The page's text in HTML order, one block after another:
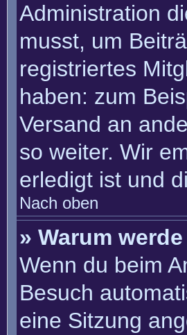
Administration
musst, um
registriertes
haben: zum
Versand an
so weiter. Wir
erledigt ist und
Nach oben
» Warum
Wenn du beim
Besuch
eine Sitzung